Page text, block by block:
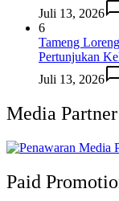
Juli 13, 2026
6
Tameng
Pertunjukan
Juli 13, 2026
Media Partner
Paid